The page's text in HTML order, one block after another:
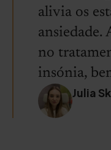
alivia os
ansiedade.
no
insónia,
Julia